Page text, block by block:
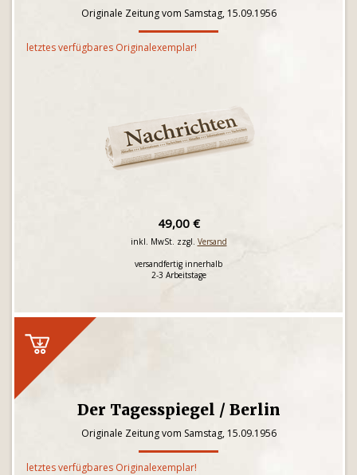
Originale Zeitung vom Samstag, 15.09.1956
letztes verfügbares Originalexemplar!
49,00 €
inkl. MwSt. zzgl. Versand
versandfertig innerhalb
2-3 Arbeitstage
Der Tagesspiegel / Berlin
Originale Zeitung vom Samstag, 15.09.1956
letztes verfügbares Originalexemplar!